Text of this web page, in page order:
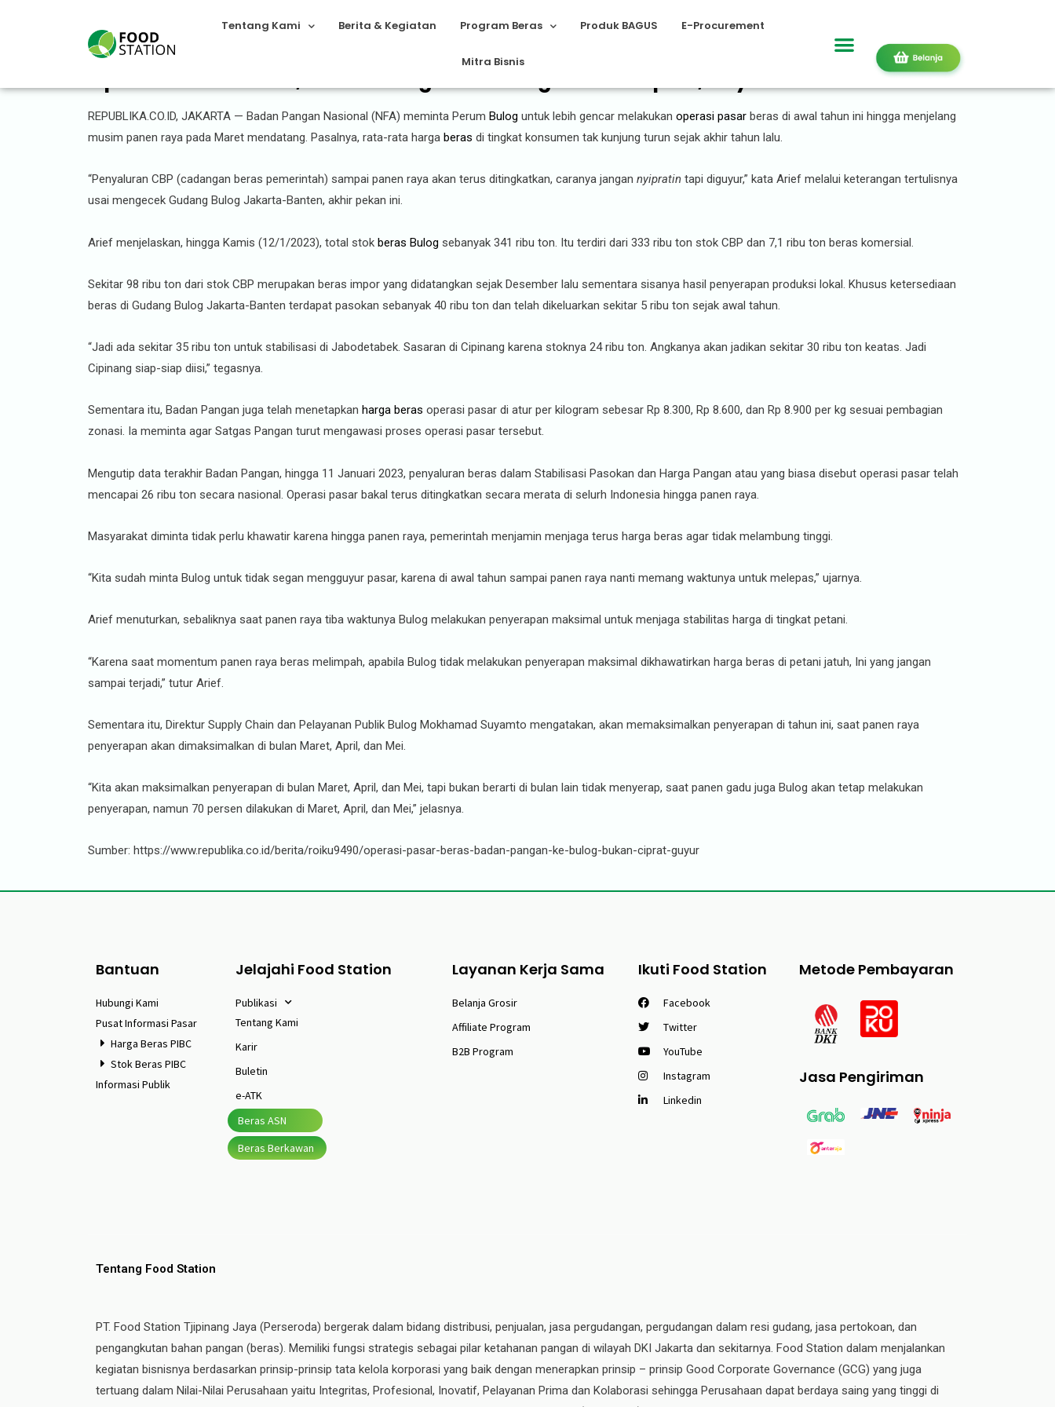
Tentang Kami Berita & Kegiatan Program Beras Produk BAGUS E-Procurement
Mitra Bisnis
Operasi Pasar Beras, Badan Pangan ke Bulog: Bukan Ciprat, Guyur!
REPUBLIKA.CO.ID, JAKARTA — Badan Pangan Nasional (NFA) meminta Perum Bulog untuk lebih gencar melakukan operasi pasar beras di awal tahun ini hingga menjelang
musim panen raya pada Maret mendatang. Pasalnya, rata-rata harga beras di tingkat konsumen tak kunjung turun sejak akhir tahun lalu.
“Penyaluran CBP (cadangan beras pemerintah) sampai panen raya akan terus ditingkatkan, caranya jangan nyipratin tapi diguyur,” kata Arief melalui keterangan tertulisnya
usai mengecek Gudang Bulog Jakarta-Banten, akhir pekan ini.
Arief menjelaskan, hingga Kamis (12/1/2023), total stok beras Bulog sebanyak 341 ribu ton. Itu terdiri dari 333 ribu ton stok CBP dan 7,1 ribu ton beras komersial.
Sekitar 98 ribu ton dari stok CBP merupakan beras impor yang didatangkan sejak Desember lalu sementara sisanya hasil penyerapan produksi lokal. Khusus ketersediaan
beras di Gudang Bulog Jakarta-Banten terdapat pasokan sebanyak 40 ribu ton dan telah dikeluarkan sekitar 5 ribu ton sejak awal tahun.
“Jadi ada sekitar 35 ribu ton untuk stabilisasi di Jabodetabek. Sasaran di Cipinang karena stoknya 24 ribu ton. Angkanya akan jadikan sekitar 30 ribu ton keatas. Jadi
Cipinang siap-siap diisi,” tegasnya.
Sementara itu, Badan Pangan juga telah menetapkan harga beras operasi pasar di atur per kilogram sebesar Rp 8.300, Rp 8.600, dan Rp 8.900 per kg sesuai pembagian
zonasi. Ia meminta agar Satgas Pangan turut mengawasi proses operasi pasar tersebut.
Mengutip data terakhir Badan Pangan, hingga 11 Januari 2023, penyaluran beras dalam Stabilisasi Pasokan dan Harga Pangan atau yang biasa disebut operasi pasar telah
mencapai 26 ribu ton secara nasional. Operasi pasar bakal terus ditingkatkan secara merata di selurh Indonesia hingga panen raya.
Masyarakat diminta tidak perlu khawatir karena hingga panen raya, pemerintah menjamin menjaga terus harga beras agar tidak melambung tinggi.
“Kita sudah minta Bulog untuk tidak segan mengguyur pasar, karena di awal tahun sampai panen raya nanti memang waktunya untuk melepas,” ujarnya.
Arief menuturkan, sebaliknya saat panen raya tiba waktunya Bulog melakukan penyerapan maksimal untuk menjaga stabilitas harga di tingkat petani.
“Karena saat momentum panen raya beras melimpah, apabila Bulog tidak melakukan penyerapan maksimal dikhawatirkan harga beras di petani jatuh, Ini yang jangan
sampai terjadi,” tutur Arief.
Sementara itu, Direktur Supply Chain dan Pelayanan Publik Bulog Mokhamad Suyamto mengatakan, akan memaksimalkan penyerapan di tahun ini, saat panen raya
penyerapan akan dimaksimalkan di bulan Maret, April, dan Mei.
“Kita akan maksimalkan penyerapan di bulan Maret, April, dan Mei, tapi bukan berarti di bulan lain tidak menyerap, saat panen gadu juga Bulog akan tetap melakukan
penyerapan, namun 70 persen dilakukan di Maret, April, dan Mei,” jelasnya.
Sumber: https://www.republika.co.id/berita/roiku9490/operasi-pasar-beras-badan-pangan-ke-bulog-bukan-ciprat-guyur
Bantuan
Hubungi Kami
Pusat Informasi Pasar
Harga Beras PIBC
Stok Beras PIBC
Informasi Publik
Jelajahi Food Station
Publikasi
Tentang Kami
Karir
Buletin
e-ATK
Beras ASN
Beras Berkawan
Layanan Kerja Sama
Belanja Grosir
Affiliate Program
B2B Program
Ikuti Food Station
Facebook
Twitter
YouTube
Instagram
Linkedin
Metode Pembayaran
Jasa Pengiriman
Tentang Food Station
PT. Food Station Tjipinang Jaya (Perseroda) bergerak dalam bidang distribusi, penjualan, jasa pergudangan, pergudangan dalam resi gudang, jasa pertokoan, dan
pengangkutan bahan pangan (beras). Memiliki fungsi strategis sebagai pilar ketahanan pangan di wilayah DKI Jakarta dan sekitarnya. Food Station dalam menjalankan
kegiatan bisnisnya berdasarkan prinsip-prinsip tata kelola korporasi yang baik dengan menerapkan prinsip – prinsip Good Corporate Governance (GCG) yang juga
tertuang dalam Nilai-Nilai Perusahaan yaitu Integritas, Profesional, Inovatif, Pelayanan Prima dan Kolaborasi sehingga Perusahaan dapat berdaya saing yang tinggi di